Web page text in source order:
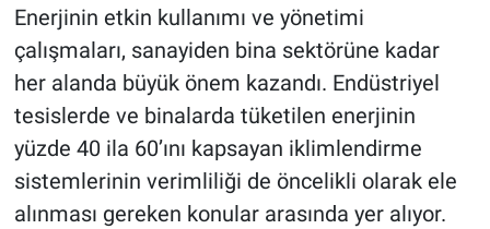
Enerjinin etkin kullanımı ve yönetimi
çalışmaları, sanayiden bina sektörüne kadar
her alanda büyük önem kazandı. Endüstriyel
tesislerde ve binalarda tüketilen enerjinin
yüzde 40 ila 60’ını kapsayan iklimlendirme
sistemlerinin verimliliği de öncelikli olarak ele
alınması gereken konular arasında yer alıyor.